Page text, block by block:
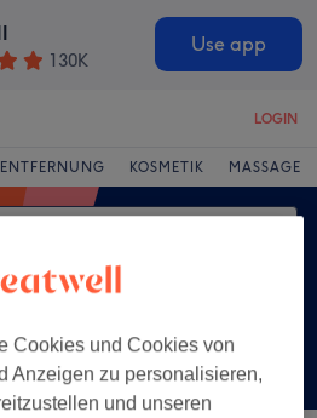
130K
Use app
LOGIN
KOSMETIK MASSAGE
Cookies und Cookies von
Anzeigen zu personalisieren,
und unseren